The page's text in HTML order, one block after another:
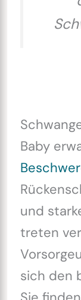
Baby
und
treten
sich den